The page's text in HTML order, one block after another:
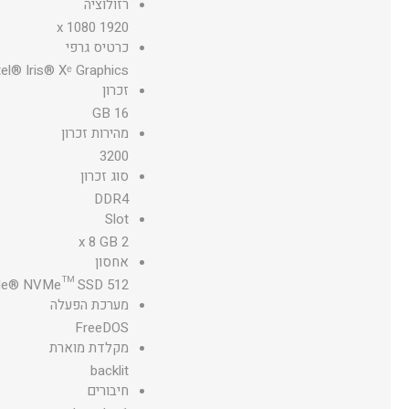
רזולוציה
1920 x 1080
כרטיס גרפי
Iris® Xᵉ Graphics
זכרון
16 GB
מהירות זכרון
3200
סוג זכרון
DDR4
Slot
2 x 8 GB
אחסון
512 GB PCIe® NVMe™ SSD
מערכת הפעלה
FreeDOS
מקלדת מוארת
backlit
חיבורים